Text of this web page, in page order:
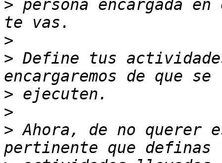
> persona encargada
>
> Define tus
>
>
> Ahora, de no querer